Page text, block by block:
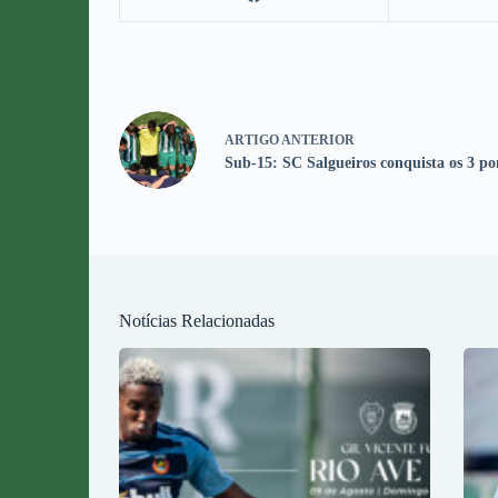
ARTIGO ANTERIOR
Sub-15: SC Salgueiros conquista os 3
Notícias Relacionadas